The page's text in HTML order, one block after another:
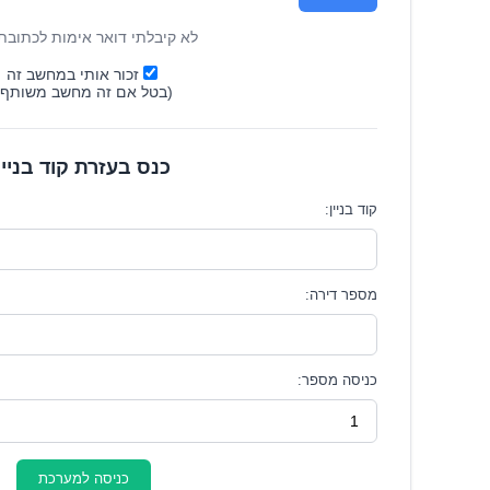
לא קיבלתי דואר אימות
זכור אותי במחשב זה
(בטל אם זה מחשב
כנס בעזרת קוד
קוד בניין:
מספר דירה:
כניסה מספר:
כניסה למערכת